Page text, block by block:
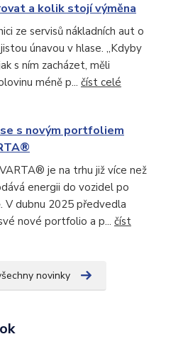
a kolik stojí výměna
ze servisů nákladních aut o
únavou v hlase. „Kdyby
s ním zacházet, měli
méně p... číst celé
s novým portfoliem
je na trhu již více než
energii do vozidel po
V dubnu 2025 předvedla
nové portfolio a p... číst
novinky